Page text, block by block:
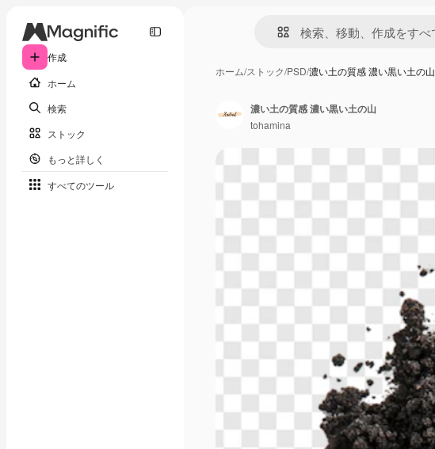
作成
ホーム
検索
ストック
もっと詳しく
すべてのツール
ホーム/ストック/PSD/濃い土の質感 濃い黒い土の山
濃い土の質感 濃い黒い土の山
tohamina